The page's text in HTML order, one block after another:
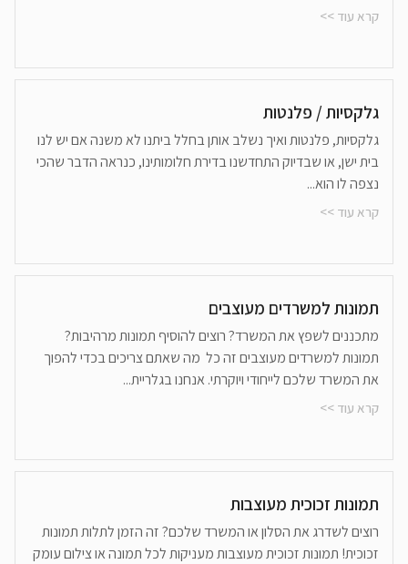
קרא עוד >>
גלקסיות / פלנטות
גלקסיות, פלנטות ואיך נשלב אותן בחלל ביתנו לא משנה אם יש לנו
בית ישן, או שבדיוק התחדשנו בדירת חלומותינו, כנראה הדבר שהכי
נצפה לו הוא...
קרא עוד >>
תמונות למשרדים מעוצבים
מתכננים לשפץ את המשרד? רוצים להוסיף תמונות מרהיבות?
תמונות למשרדים מעוצבים זה כל מה שאתם צריכים בכדי להפוך
את המשרד שלכם לייחודי ויוקרתי. אנחנו בגלריית...
קרא עוד >>
תמונות זכוכית מעוצבות
רוצים לשדרג את הסלון או המשרד שלכם? זה הזמן לתלות תמונות
זכוכית! תמונות זכוכית מעוצבות מעניקות לכל תמונה או צילום עומק